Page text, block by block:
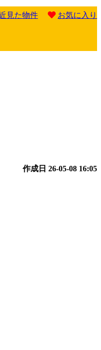
見た物件 お気に入り
作成日 26-05-08 16:05